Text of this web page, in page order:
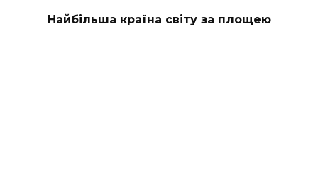
Найбільша країна світу за площею